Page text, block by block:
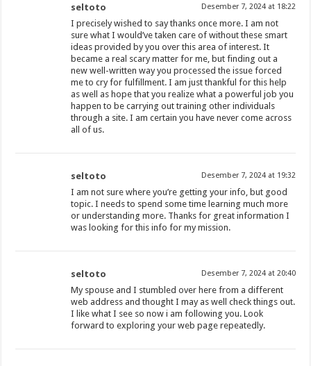
seltoto Desember 7, 2024 at 18:22
I precisely wished to say thanks once more. I am not
sure what I would’ve taken care of without these smart
ideas provided by you over this area of interest. It
became a real scary matter for me, but finding out a
new well-written way you processed the issue forced
me to cry for fulfillment. I am just thankful for this help
as well as hope that you realize what a powerful job you
happen to be carrying out training other individuals
through a site. I am certain you have never come across
all of us.
seltoto Desember 7, 2024 at 19:32
I am not sure where you’re getting your info, but good
topic. I needs to spend some time learning much more
or understanding more. Thanks for great information I
was looking for this info for my mission.
seltoto Desember 7, 2024 at 20:40
My spouse and I stumbled over here from a different
web address and thought I may as well check things out.
I like what I see so now i am following you. Look
forward to exploring your web page repeatedly.